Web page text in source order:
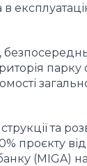
парку
та
проєкту
(MIGA)